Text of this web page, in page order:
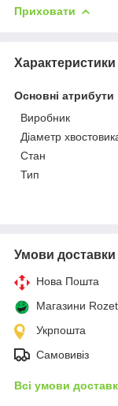
Приховати
Характеристики
Основні атрибути
Виробник
Діаметр
Стан
Тип
Умови доставки
Нова Пошта
Магазини
Укрпошта
Самовивіз
Всі умови